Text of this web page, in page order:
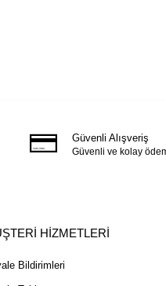
Güvenli Alışveriş
Güvenli ve kolay
HİZMETLERİ
Bildirimleri